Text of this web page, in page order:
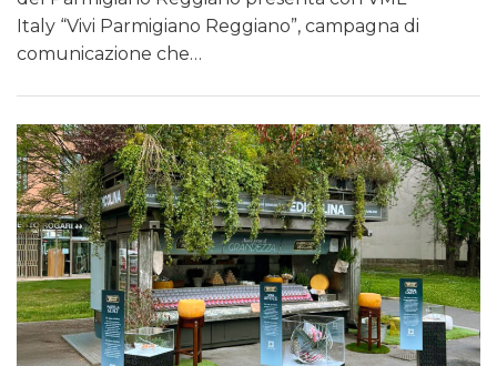
Italy “Vivi Parmigiano Reggiano”, campagna di
comunicazione che…